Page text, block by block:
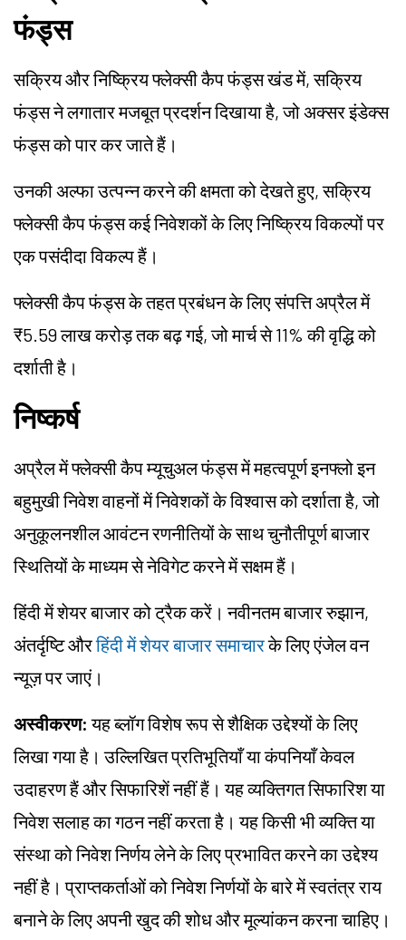
फंड्स
सक्रिय और निष्क्रिय फ्लेक्सी कैप फंड्स खंड में, सक्रिय
फंड्स ने लगातार मजबूत प्रदर्शन दिखाया है, जो अक्सर इंडेक्स
फंड्स को पार कर जाते हैं।
उनकी अल्फा उत्पन्न करने की क्षमता को देखते हुए, सक्रिय
फ्लेक्सी कैप फंड्स कई निवेशकों के लिए निष्क्रिय विकल्पों पर
एक पसंदीदा विकल्प हैं।
फ्लेक्सी कैप फंड्स के तहत प्रबंधन के लिए संपत्ति अप्रैल में
₹5.59 लाख करोड़ तक बढ़ गई, जो मार्च से 11% की वृद्धि को
दर्शाती है।
निष्कर्ष
अप्रैल में फ्लेक्सी कैप म्यूचुअल फंड्स में महत्वपूर्ण इनफ्लो इन
बहुमुखी निवेश वाहनों में निवेशकों के विश्वास को दर्शाता है, जो
अनुकूलनशील आवंटन रणनीतियों के साथ चुनौतीपूर्ण बाजार
स्थितियों के माध्यम से नेविगेट करने में सक्षम हैं।
हिंदी में शेयर बाजार को ट्रैक करें। नवीनतम बाजार रुझान,
अंतर्दृष्टि औरहिंदी में शेयर बाजार समाचारके लिए एंजेल वन
न्यूज़ पर जाएं।
अस्वीकरण:यह ब्लॉग विशेष रूप से शैक्षिक उद्देश्यों के लिए
लिखा गया है। उल्लिखित प्रतिभूतियाँ या कंपनियाँ केवल
उदाहरण हैं और सिफारिशें नहीं हैं। यह व्यक्तिगत सिफारिश या
निवेश सलाह का गठन नहीं करता है। यह किसी भी व्यक्ति या
संस्था को निवेश निर्णय लेने के लिए प्रभावित करने का उद्देश्य
नहीं है। प्राप्तकर्ताओं को निवेश निर्णयों के बारे में स्वतंत्र राय
बनाने के लिए अपनी खुद की शोध और मूल्यांकन करना चाहिए।